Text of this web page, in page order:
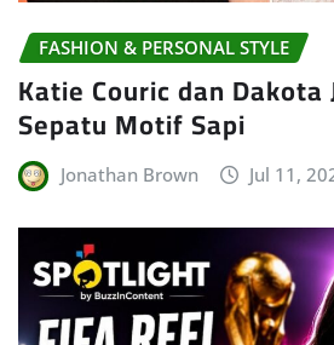
FASHION & PERSONAL STYLE
Katie Couric dan Dakota
Sepatu Motif Sapi
Jonathan Brown Jul 11,